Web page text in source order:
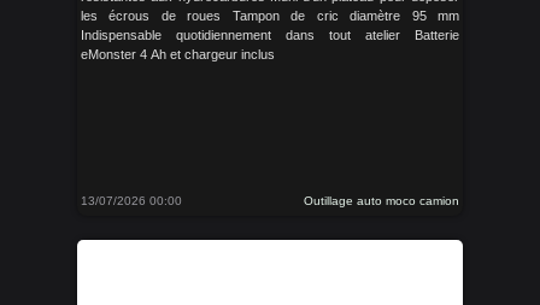
les écrous de roues Tampon de cric diamètre 95 mm
Indispensable quotidiennement dans tout atelier Batterie
eMonster 4 Ah et chargeur inclus
13/07/2026 00:00 Outillage auto moco camion